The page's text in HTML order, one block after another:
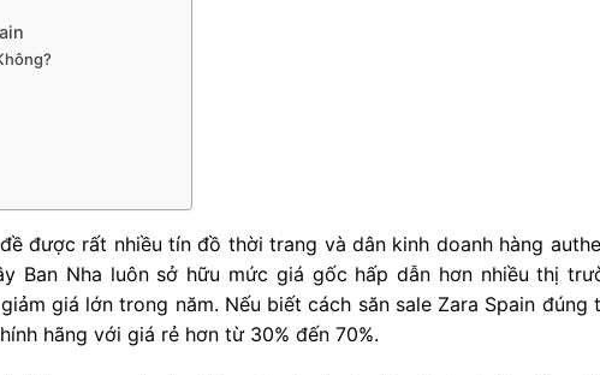
được rất nhiều tín đồ thời trang và dân kinh doanh hàng
Ban Nha luôn sở hữu mức giá gốc hấp dẫn hơn nhiều thị
giá lớn trong năm. Nếu biết cách săn sale Zara Spain đúng
hãng với giá rẻ hơn từ 30% đến 70%.